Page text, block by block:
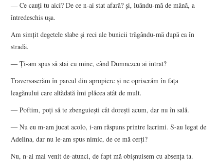
― Ce cauți tu aici? De ce n-ai stat afară? și, luându-mă de mână, a
întredeschis ușa.
Am simțit degetele slabe și reci ale bunicii trăgându-mă după ea în
stradă.
― Ți-am spus să stai cu mine, când Dumnezeu ai intrat?
Traversaserăm în parcul din apropiere și ne opriserăm în fața
leagănului care altădată îmi plăcea atât de mult.
― Poftim, poți să te zbenguiești cât dorești acum, dar nu în sală.
― Nu eu m-am jucat acolo, i-am răspuns printre lacrimi. S-au legat de
Adelina, dar nu le-am spus nimic, de ce mă cerți?
Nu, n-ai mai venit de-atunci, de fapt mă obișnuisem cu absența ta.